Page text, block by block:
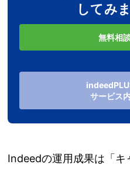
してみ
無料相
サービス
Indeedの運用成果は「キ